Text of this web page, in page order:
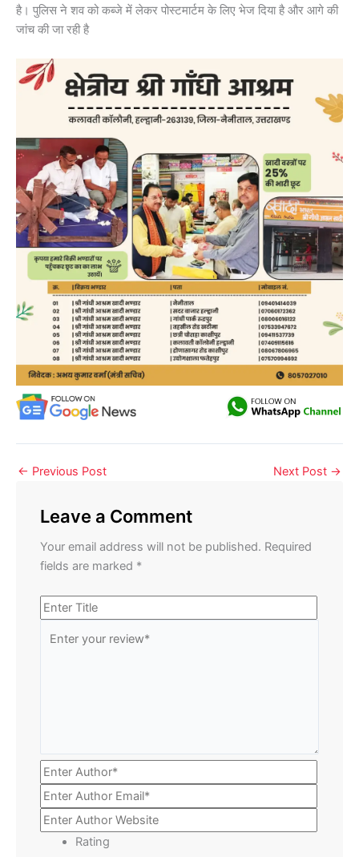
है। पुलिस ने शव को कब्जे में लेकर पोस्टमार्टम के लिए भेज दिया है और आगे की
जांच की जा रही है
← Previous Post Next Post →
Leave a Comment
Your email address will not be published. Required
fields are marked *
Rating